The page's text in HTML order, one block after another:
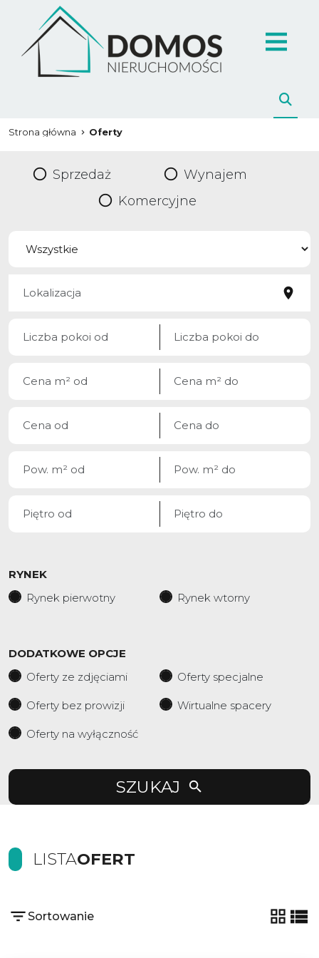
Strona główna Oferty
Sprzedaż
Wynajem
Komercyjne
RYNEK
Rynek pierwotny
Rynek wtorny
DODATKOWE OPCJE
Oferty ze zdjęciami
Oferty specjalne
Oferty bez prowizji Wirtualne spacery
Oferty na wyłączność
SZUKAJ
LISTAOFERT
Sortowanie
tabela